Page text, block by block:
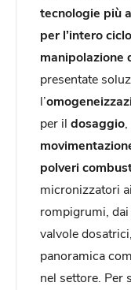
tecnologie più
per l’intero
manipolazione
presentate
l’
per il dosaggio
polveri
micronizzatori
rompigrumi,
valvole
panoramica
nel settore. Per